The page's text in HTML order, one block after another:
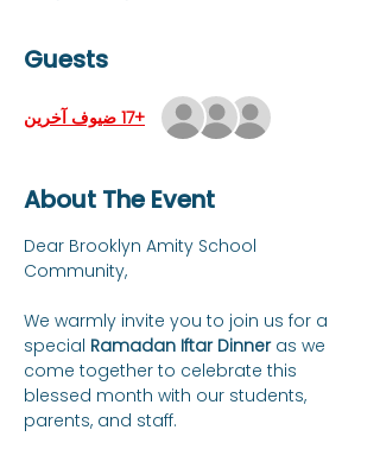
Guests
+17 ضيوف آخرين
About The Event
Dear Brooklyn Amity School
Community,
We warmly invite you to join us for a
special Ramadan Iftar Dinner as we
come together to celebrate this
blessed month with our students,
parents, and staff.